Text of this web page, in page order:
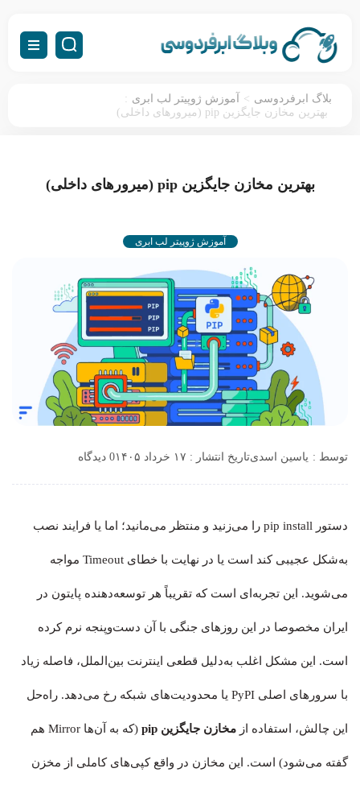
بلاگ ابرفردوسی > آموزش ژوپیتر لب ابری :
بهترین مخازن جایگزین pip (میرورهای داخلی)
بهترین مخازن جایگزین pip (میرورهای داخلی)
آموزش ژوپیتر لب ابری
توسط : یاسین اسدیتاریخ انتشار : ۱۷ خرداد ۱۴۰۵ 0 دیدگاه
دستور pip install را می‌زنید و منتظر می‌مانید؛ اما یا فرایند نصب
به‌شکل عجیبی کند است یا در نهایت با خطای Timeout مواجه
می‌شوید. این تجربه‌‌ای است که تقریباً هر توسعه‌دهنده پایتون در
ایران مخصوصا در این روزهای جنگی با آن دست‌وپنجه نرم کرده
است. این مشکل اغلب به‌دلیل قطعی اینترنت بین‌الملل، فاصله زیاد
با سرورهای اصلی PyPI یا محدودیت‌های شبکه رخ می‌دهد. راه‌حل
این چالش، استفاده از مخازن جایگزین pip (که به آن‌ها Mirror هم
گفته می‌شود) است. این مخازن در واقع کپی‌های کاملی از مخزن